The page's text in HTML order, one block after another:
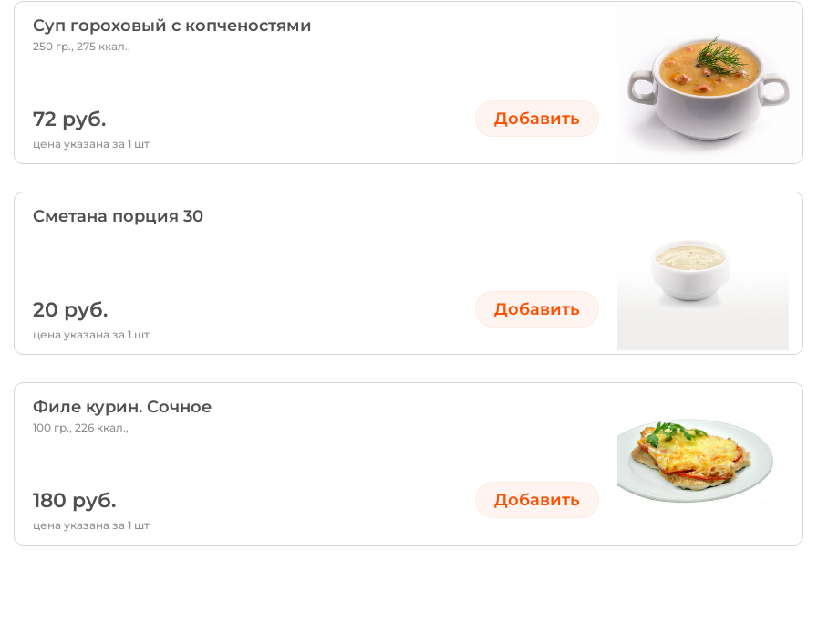
Суп гороховый с копченостями
250 гр., 275 ккал.,
72 руб. Добавить
цена указана за 1 шт
Сметана порция 30
20 руб. Добавить
цена указана за 1 шт
Филе курин. Сочное
100 гр., 226 ккал.,
180 руб. Добавить
цена указана за 1 шт